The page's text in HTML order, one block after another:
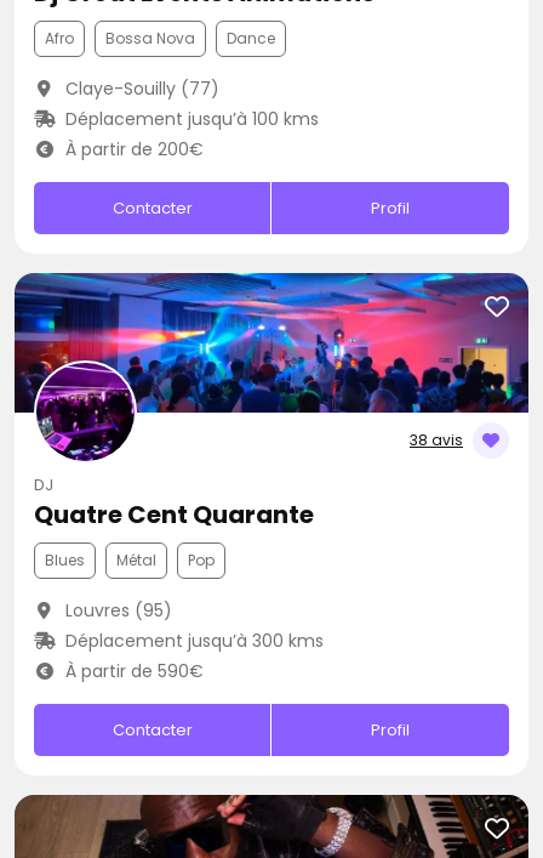
Afro Bossa Nova Dance
Claye-Souilly (77)
Déplacement jusqu’à 100 kms
À partir de 200€
Contacter Profil
38 avis
DJ
Quatre Cent Quarante
Blues Métal Pop
Louvres (95)
Déplacement jusqu’à 300 kms
À partir de 590€
Contacter Profil